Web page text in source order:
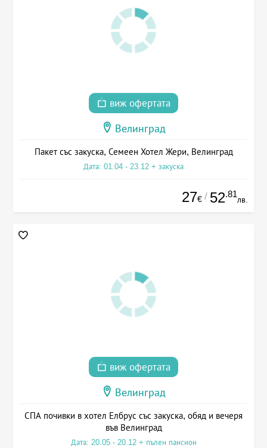
виж офертата
Велинград
Пакет със закуска, Семеен Хотел Жери, Велинград
Дата: 01.04 - 23.12 + закуска
27€ / 52.81
лв.
виж офертата
Велинград
СПА почивки в хотел Елбрус със закуска, обяд и вечеря
във Велинград
Дата: 20.05 - 20.12 + пълен пансион